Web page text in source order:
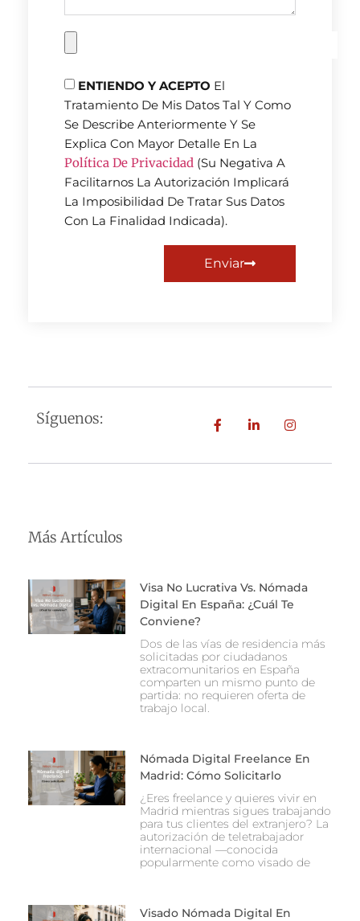
ENTIENDO Y ACEPTO El
Tratamiento De Mis Datos Tal Y Como
Se Describe Anteriormente Y Se
Explica Con Mayor Detalle En La
Política De Privacidad (Su Negativa A
Facilitarnos La Autorización Implicará
La Imposibilidad De Tratar Sus Datos
Con La Finalidad Indicada).
Enviar
Síguenos:
Más Artículos
Visa No Lucrativa Vs. Nómada
Digital En España: ¿Cuál Te
Conviene?
Dos de las vías de residencia más
solicitadas por ciudadanos
extracomunitarios en España
comparten un mismo punto de
partida: no requieren oferta de
trabajo local.
Nómada Digital Freelance En
Madrid: Cómo Solicitarlo
¿Eres freelance y quieres vivir en
Madrid mientras sigues trabajando
para tus clientes del extranjero? La
autorización de teletrabajador
internacional —conocida
popularmente como visado de
Visado Nómada Digital En